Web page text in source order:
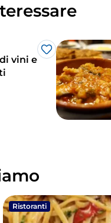
Like
vini e
Ristoranti